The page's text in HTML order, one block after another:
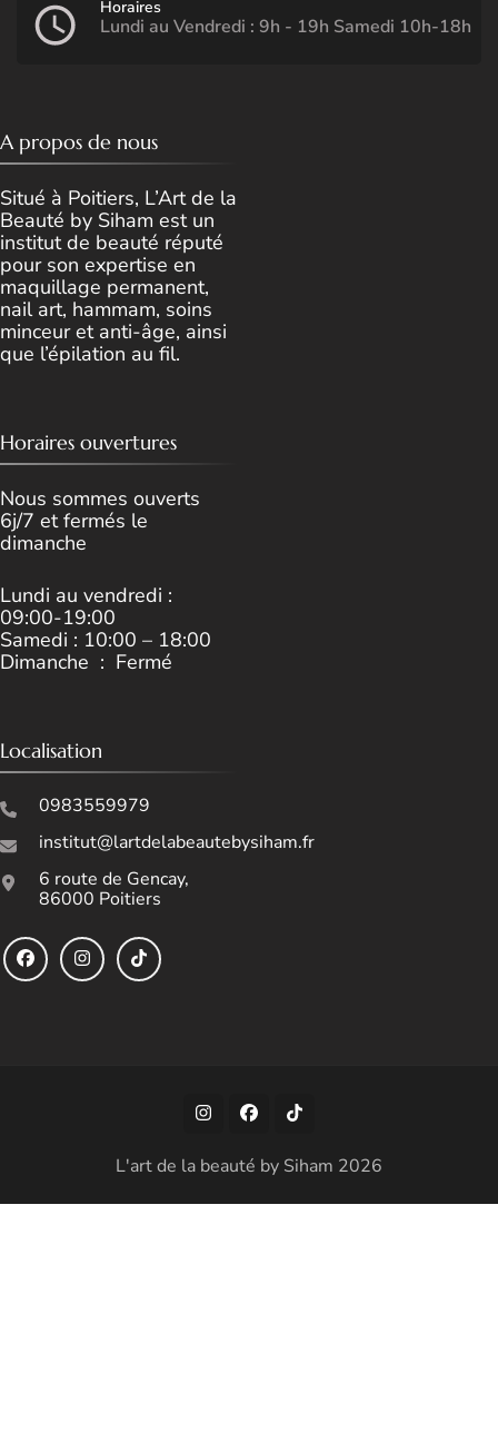
Horaires
Lundi au Vendredi : 9h - 19h Samedi 10h-18h
A propos de nous
Situé à Poitiers, L’Art de la
Beauté by Siham est un
institut de beauté réputé
pour son expertise en
maquillage permanent,
nail art, hammam, soins
minceur et anti-âge, ainsi
que l’épilation au fil.
Horaires ouvertures
Nous sommes ouverts
6j/7 et fermés le
dimanche
Lundi au vendredi :
09:00-19:00
Samedi : 10:00 – 18:00
Dimanche : Fermé
Localisation
0983559979
institut@lartdelabeautebysiham.fr
6 route de Gencay,
86000 Poitiers
L'art de la beauté by Siham 2026